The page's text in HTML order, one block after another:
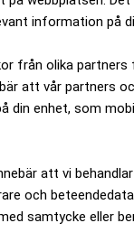
information på
från olika
att vår partners
din enhet, som
att vi
och
samtycke eller